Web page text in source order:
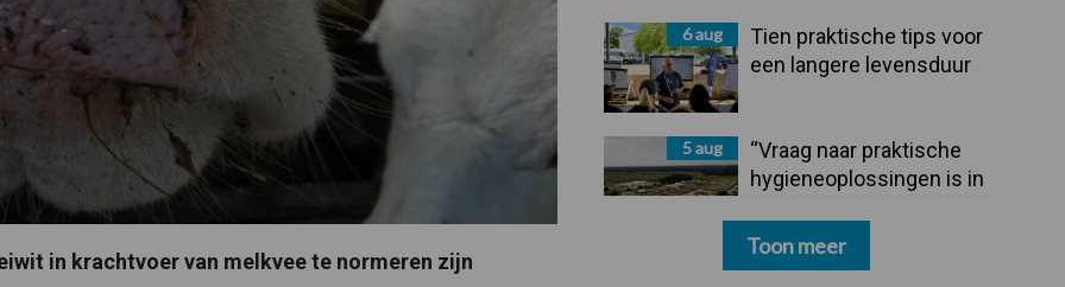
in krachtvoer van melkvee te normeren zijn
6 aug
Tien praktische tips voor
een langere levensduur
5 aug
“Vraag naar praktische
hygieneoplossingen is in
Toon meer